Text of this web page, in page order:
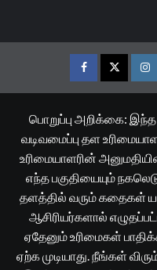
FacebookTwitter
பொறுப்பு அறிக்கை:
வடிவமைப்பு தள
உரிமையாளரின்
எந்த பகுதியையும்
தளத்தில் வரும் கதைகள்
ஆசிரியர்களால்
ஏதேனும் உரிமைகள்
ஏற்க முடியாது. நீங்கள்